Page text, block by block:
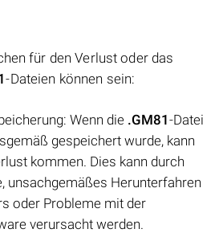
für den Verlust oder das
-Dateien können sein:
Wenn die .GM81-Datei
gespeichert wurde, kann
kommen. Dies kann durch
unsachgemäßes Herunterfahren
oder Probleme mit der
verursacht werden.